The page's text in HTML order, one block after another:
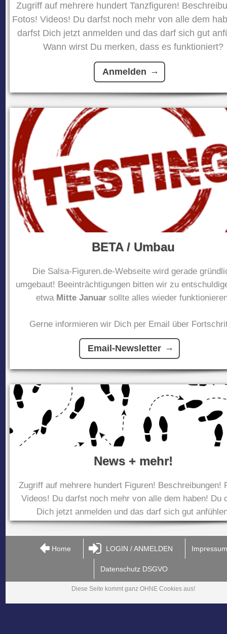
Zugriff auf mehrere hundert Tanzfiguren!
Fotos! Videos! Du darfst noch mehr von alle dem
darfst Dich jetzt anmelden und das darf sich gut
Wann wirst Du merken, dass es funktioniert?
Anmelden
BETA / Umbau
Die Salsa-Figuren.de-Webseite wird gerade
umgebaut! Beeinträchtigungen bitten wir zu
etwa Mitte Januar sollte alles wieder
Gerne informieren wir Dich per Email über
Email-Newsletter
News + mehr!
Zugriff auf mehrere hundert Figuren! Beschreibungen!
Videos! Du darfst noch mehr von alle dem haben! Du
Dich jetzt anmelden und das darf sich gut
Home LOGIN / ANMELDEN
Datenschutz DSGVO
Diese Seite kommt ganz OHNE Cookies aus!